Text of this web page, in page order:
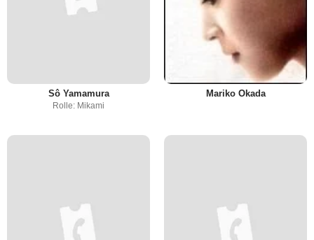
Sô Yamamura
Rolle: Mikami
Mariko Okada